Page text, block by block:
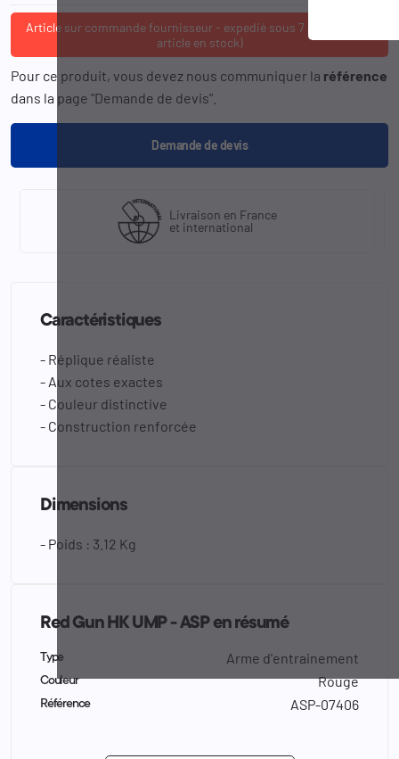
Article sur commande fournisseur - expedié sous 7 à 10 jours (si
article en stock)
Pour ce produit, vous devez nous communiquer la référence
dans la page "Demande de devis".
Demande de devis
Livraison en France
et international
Caractéristiques
- Réplique réaliste
- Aux cotes exactes
- Couleur distinctive
- Construction renforcée
Dimensions
- Poids : 3.12 Kg
Red Gun HK UMP - ASP en résumé
Type Arme d'entrainement
Couleur Rouge
Référence ASP-07406